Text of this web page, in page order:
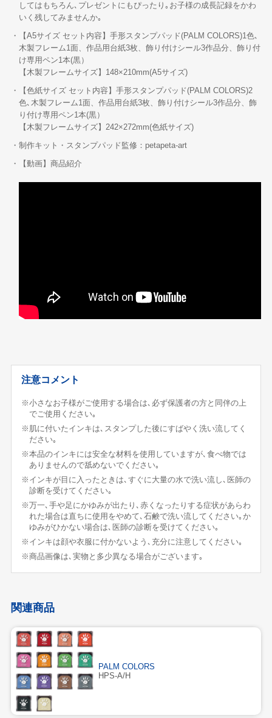
してはもちろん､プレゼントにもぴったり｡お子様の成長記録をかわ
いく残してみませんか｡
・【A5サイズ セット内容】手形スタンプパッド(PALM COLORS)1色､
木製フレーム1面、作品用台紙3枚、飾り付けシール3作品分、飾り付
け専用ペン1本(黒）
【木製フレームサイズ】148×210mm(A5サイズ)
・【色紙サイズ セット内容】手形スタンプパッド(PALM COLORS)2
色､木製フレーム1面、作品用台紙3枚、飾り付けシール3作品分、飾
り付け専用ペン1本(黒）
【木製フレームサイズ】242×272mm(色紙サイズ)
・制作キット・スタンプパッド監修：petapeta-art
・【動画】商品紹介
注意コメント
※小さなお子様がご使用する場合は､必ず保護者の方と同伴の上
でご使用ください｡
※肌に付いたインキは､スタンプした後にすばやく洗い流してく
ださい｡
※本品のインキには安全な材料を使用していますが､食べ物では
ありませんので舐めないでください｡
※インキが目に入ったときは､すぐに大量の水で洗い流し､医師の
診断を受けてください｡
※万一､手や足にかゆみが出たり､赤くなったりする症状があらわ
れた場合は直ちに使用をやめて､石鹸で洗い流してください｡か
ゆみがひかない場合は､医師の診断を受けてください｡
※インキは顔や衣服に付かないよう､充分に注意してください｡
※商品画像は､実物と多少異なる場合がございます｡
関連商品
PALM COLORS
HPS-A/H